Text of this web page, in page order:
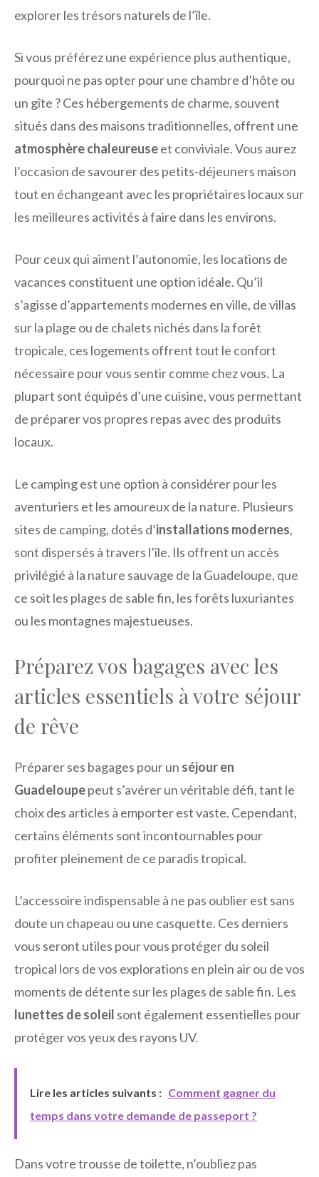
explorer les trésors naturels de l’île.
Si vous préférez une expérience plus authentique,
pourquoi ne pas opter pour une chambre d’hôte ou
un gîte ? Ces hébergements de charme, souvent
situés dans des maisons traditionnelles, offrent une
atmosphère chaleureuseet conviviale. Vous aurez
l’occasion de savourer des petits-déjeuners maison
tout en échangeant avec les propriétaires locaux sur
les meilleures activités à faire dans les environs.
Pour ceux qui aiment l’autonomie, les locations de
vacances constituent une option idéale. Qu’il
s’agisse d’appartements modernes en ville, de villas
sur la plage ou de chalets nichés dans la forêt
tropicale, ces logements offrent tout le confort
nécessaire pour vous sentir comme chez vous. La
plupart sont équipés d’une cuisine, vous permettant
de préparer vos propres repas avec des produits
locaux.
Le camping est une option à considérer pour les
aventuriers et les amoureux de la nature. Plusieurs
sites de camping, dotés d’installations modernes,
sont dispersés à travers l’île. Ils offrent un accès
privilégié à la nature sauvage de la Guadeloupe, que
ce soit les plages de sable fin, les forêts luxuriantes
ou les montagnes majestueuses.
Préparez vos bagages avec les
articles essentiels à votre séjour
de rêve
Préparer ses bagages pour un séjour en
Guadeloupepeut s’avérer un véritable défi, tant le
choix des articles à emporter est vaste. Cependant,
certains éléments sont incontournables pour
profiter pleinement de ce paradis tropical.
L’accessoire indispensable à ne pas oublier est sans
doute un chapeau ou une casquette. Ces derniers
vous seront utiles pour vous protéger du soleil
tropical lors de vos explorations en plein air ou de vos
moments de détente sur les plages de sable fin. Les
lunettes de soleil sont également essentielles pour
protéger vos yeux des rayons UV.
Lire les articles suivants : Comment gagner du
temps dans votre demande de passeport ?
Dans votre trousse de toilette, n’oubliez pas